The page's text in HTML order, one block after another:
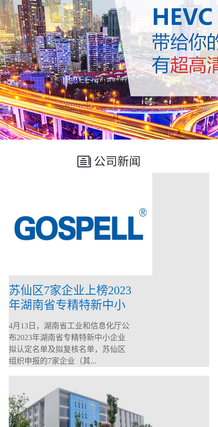
公司新闻
苏仙区7家企业上榜2023
年湖南省专精特新中小
企业
4月13日，湖南省工业和信息化厅公
布2023年湖南省专精特新中小企业
拟认定名单及拟复核名单，苏仙区
组织申报的7家企业（其...